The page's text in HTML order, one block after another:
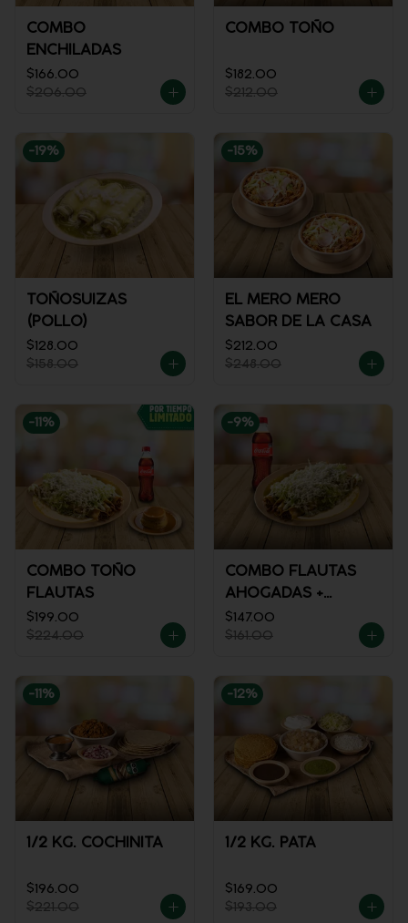
COMBO
ENCHILADAS
$166.00
$206.00
COMBO TOÑO
$182.00
$212.00
-19%
TOÑOSUIZAS
(POLLO)
$128.00
$158.00
-15%
EL MERO MERO
SABOR DE LA CASA
$212.00
$248.00
-11 %
COMBO TOÑO
FLAUTAS
$199.00
$224.00
-9%
COMBO FLAUTAS
AHOGADAS +
REFRESCO
$147.00
$161.00
-11 %
1/2 KG. COCHINITA
$196.00
$221.00
-12%
1/2 KG. PATA
$169.00
$193.00